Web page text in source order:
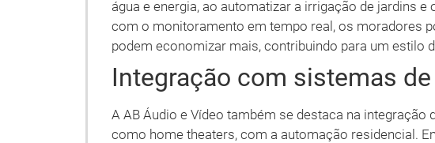
água e energia, ao automatizar a irrigação de jardins
com o monitoramento em tempo real, os moradores
podem economizar mais, contribuindo para um estilo
Integração com sistemas
A AB Áudio e Vídeo também se destaca na integração
como home theaters, com a automação residencial.